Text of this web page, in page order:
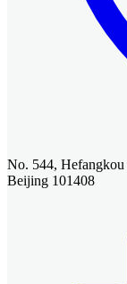
No. 544,
Beijing 101408